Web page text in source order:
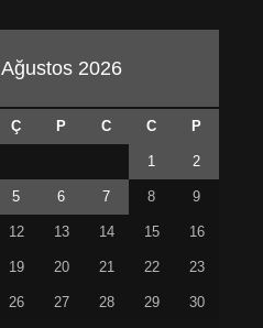
Ağustos 2026
Ç P C C P
1 2
5 6 7 8 9
12 13 14 15 16
19 20 21 22 23
26 27 28 29 30